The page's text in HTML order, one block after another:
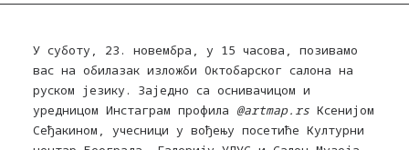
У суботу, 23. новембра, у 15 часова, позивамо
вас на обилазак изложби Октобарског салона на
руском језику. Заједно са оснивачицом и
уредницом Инстаграм профила @artmap.rs Ксенијом
Сеђакином, учесници у вођењу посетиће Културни